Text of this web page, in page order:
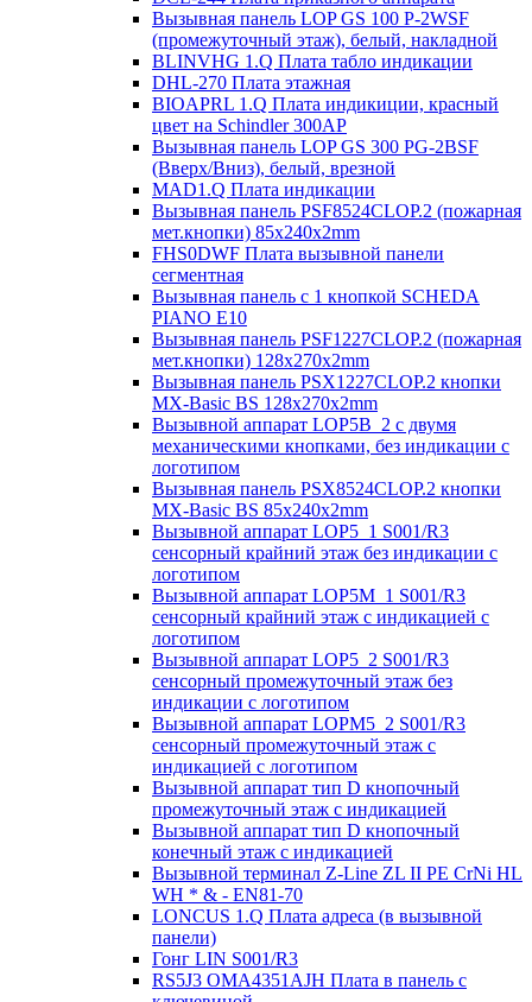
Вызывная панель LOP GS 100 P-2WSF
(промежуточный этаж), белый, накладной
BLINVHG 1.Q Плата табло индикации
DHL-270 Плата этажная
BIOAPRL 1.Q Плата индикиции, красный
цвет на Schindler 300AP
Вызывная панель LOP GS 300 PG-2BSF
(Вверх/Вниз), белый, врезной
MAD1.Q Плата индикации
Вызывная панель PSF8524CLOP.2 (пожарная
мет.кнопки) 85х240х2mm
FHS0DWF Плата вызывной панели
сегментная
Вызывная панель с 1 кнопкой SCHEDA
PIANO E10
Вызывная панель PSF1227CLOP.2 (пожарная
мет.кнопки) 128х270х2mm
Вызывная панель PSX1227CLOP.2 кнопки
MX-Basic BS 128х270х2mm
Вызывной аппарат LOP5B_2 с двумя
механическими кнопками, без индикации с
логотипом
Вызывная панель PSX8524CLOP.2 кнопки
MX-Basic BS 85х240х2mm
Вызывной аппарат LOP5_1 S001/R3
сенсорный крайний этаж без индикации с
логотипом
Вызывной аппарат LOP5M_1 S001/R3
сенсорный крайний этаж с индикацией с
логотипом
Вызывной аппарат LOP5_2 S001/R3
сенсорный промежуточный этаж без
индикации с логотипом
Вызывной аппарат LOPM5_2 S001/R3
сенсорный промежуточный этаж с
индикацией с логотипом
Вызывной аппарат тип D кнопочный
промежуточный этаж с индикацией
Вызывной аппарат тип D кнопочный
конечный этаж с индикацией
Вызывной терминал Z-Line ZL II PE CrNi HL
WH * & - EN81-70
LONCUS 1.Q Плата адреса (в вызывной
панели)
Гонг LIN S001/R3
RS5J3 OMA4351AJH Плата в панель с